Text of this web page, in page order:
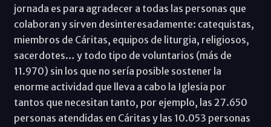
jornada es para agradecer a todas las personas que
colaboran y sirven desinteresadamente: catequistas,
miembros de Cáritas, equipos de liturgia, religiosos,
sacerdotes… y todo tipo de voluntarios (más de
11.970) sin los que no sería posible sostener la
enorme actividad que lleva a cabo la Iglesia por
tantos que necesitan tanto, por ejemplo, las 27.650
personas atendidas en Cáritas y las 10.053 personas